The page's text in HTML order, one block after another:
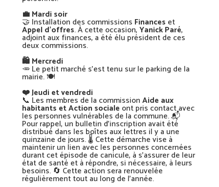
💼 Mardi soir
🤝 Installation des commissions Finances et
Appel d’offres. À cette occasion,Yanick Paré,
adjoint aux finances, a été élu président de ces
deux commissions.
🛍️ Mercredi
🥕 Le petit marché s’est tenu sur le parking de la
mairie. 🍽️
❤️ Jeudi et vendredi
📞 Les membres de la commissionAide aux
habitants et Action sociale ont pris contact avec
les personnes vulnérables de la commune. 📬
Pour rappel, un bulletin d’inscription avait été
distribué dans les boîtes aux lettres il y a une
quinzaine de jours. 🌡️ Cette démarche vise à
maintenir un lien avec les personnes concernées
durant cet épisode de canicule, à s’assurer de leur
état de santé et à répondre, si nécessaire, à leurs
besoins. 🔄 Cette action sera renouvelée
régulièrement tout au long de l’année.